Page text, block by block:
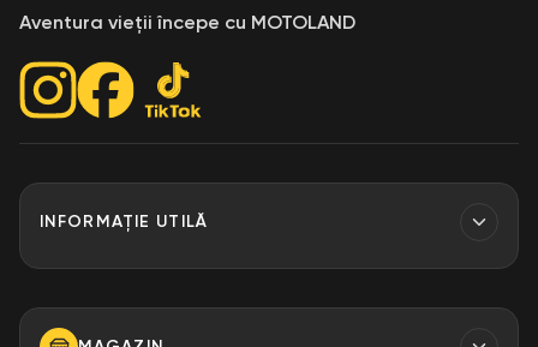
Aventura vieții începe cu MOTOLAND
INFORMAȚIE UTILĂ